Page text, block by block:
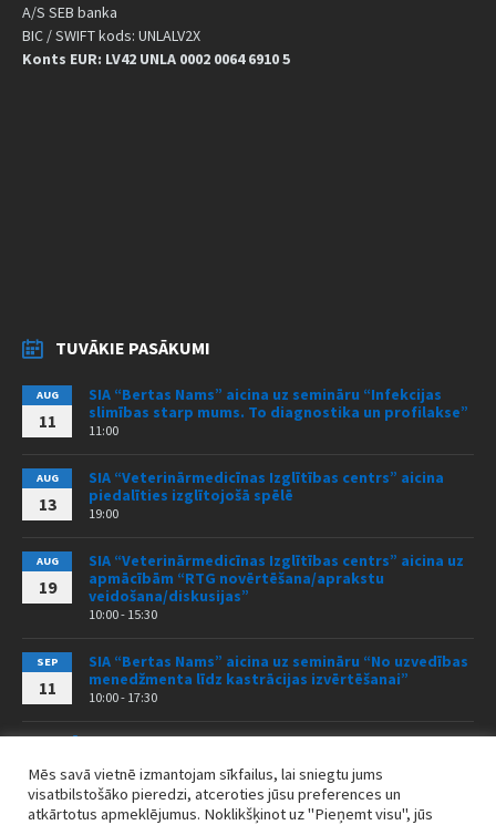
A/S SEB banka
BIC / SWIFT kods: UNLALV2X
Konts EUR: LV42 UNLA 0002 0064 6910 5
TUVĀKIE PASĀKUMI
AUG
11
SIA “Bertas Nams” aicina uz semināru “Infekcijas
slimības starp mums. To diagnostika un profilakse”
11:00
AUG
13
SIA “Veterinārmedicīnas Izglītības centrs” aicina
piedalīties izglītojošā spēlē
19:00
AUG
19
SIA “Veterinārmedicīnas Izglītības centrs” aicina uz
apmācībām “RTG novērtēšana/aprakstu
veidošana/diskusijas”
10:00 - 15:30
SEP
11
SIA “Bertas Nams” aicina uz semināru “No uzvedības
menedžmenta līdz kastrācijas izvērtēšanai”
10:00 - 17:30
VISI PASĀKUMI
Mēs savā vietnē izmantojam sīkfailus, lai sniegtu jums
visatbilstošāko pieredzi, atceroties jūsu preferences un
atkārtotus apmeklējumus. Noklikšķinot uz "Pieņemt visu", jūs